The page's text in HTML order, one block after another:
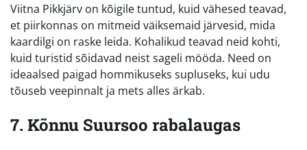
Viitna Pikkjärv on kõigile tuntud, kuid vähesed teavad,
et piirkonnas on mitmeid väiksemaid järvesid, mida
kaardilgi on raske leida. Kohalikud teavad neid kohti,
kuid turistid sõidavad neist sageli mööda. Need on
ideaalsed paigad hommikuseks supluseks, kui udu
tõuseb veepinnalt ja mets alles ärkab.
7. Kõnnu Suursoo rabalaugas